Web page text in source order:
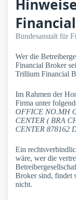
Bundesanstalt für
Wer die
Financial Broker
Trillium Financial
Im Rahmen der
Firma unter
OFFICE NO.MH
CENTER ( BRA
CENTER 878162
Ein
wäre, wer die
Broker sind, findet
nicht.